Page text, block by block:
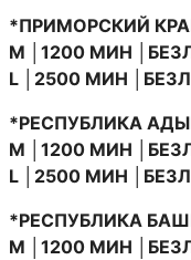
*ПРИМОРСКИЙ
M │1200 МИН
L │2500 МИН
*РЕСПУБЛИКА
M │1200 МИН
L │2500 МИН
*РЕСПУБЛИКА
M │1200 МИН